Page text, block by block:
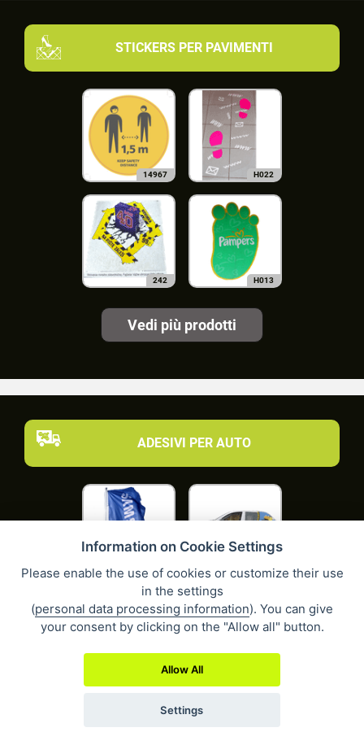
STICKERS PER PAVIMENTI
14967 H022
242 H013
Vedi più prodotti
ADESIVI PER AUTO
1516 281
288
Vedi più prodotti
Information on Cookie Settings
Please enable the use of cookies or customize their use
in the settings
(personal data processing information). You can give
your consent by clicking on the "Allow all" button.
Allow All
Settings